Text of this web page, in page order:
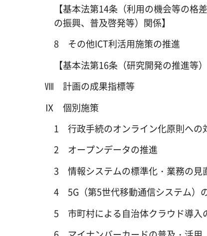
【基本法第14条（利用の機会等の
の振興、普及啓発等）関係】
8 その他ICT利活用施策の推進
【基本法第16条（研究開発の推進等
Ⅷ 計画の成果指標等
Ⅸ 個別施策
1 行政手続のオンライン化原則への
2 オープンデータの推進
3 情報システムの標準化・業務の見
4 5G（第5世代移動通信システム）
5 市町村による自治体クラウド導入